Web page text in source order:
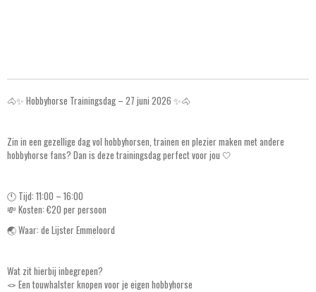
🐴✨ Hobbyhorse Trainingsdag – 27 juni 2026 ✨🐴
Zin in een gezellige dag vol hobbyhorsen, trainen en plezier maken met andere
hobbyhorse fans? Dan is deze trainingsdag perfect voor jou 🤍
🕚 Tijd: 11:00 – 16:00
💸 Kosten: €20 per persoon
🌏 Waar: de Lijster Emmeloord
Wat zit hierbij inbegrepen?
🪢 Een touwhalster knopen voor je eigen hobbyhorse